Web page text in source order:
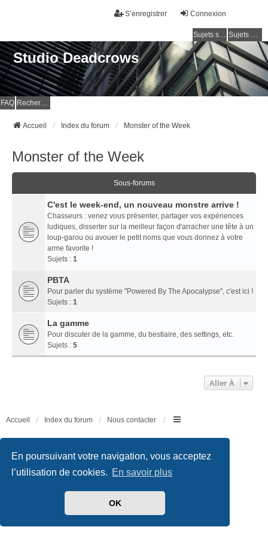
En poursuivant votre navigation, vous acceptez
l’utilisation de cookies. En savoir plus
OK
Connexion
S’enregistrer
Sujets sans réponse Sujets actifs
Studio Deadcrows
FAQ Rechercher
Accueil Index du forum Monster of the Week
Monster of the Week
Sous-forums
C'est le week-end, un nouveau monstre arrive !
Chasseurs : venez vous présenter, partager vos expériences
ludiques, disserter sur la meilleur façon d'arracher une tête à un
loup-garou ou avouer le petit noms que vous donnez à votre
arme favorite !
Sujets : 1
PBTA
Pour parler du système "Powered By The Apocalypse", c'est ici !
Sujets : 1
La gamme
Pour discuter de la gamme, du bestiaire, des settings, etc.
Sujets : 5
Aller À
Accueil Index du forum Nous contacter
Traduit par
phpBB-fr.com
we_universal
created by INVENTEA & v12mike
Confidentialité |Conditions